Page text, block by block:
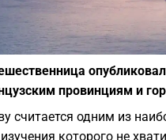
провинциям и
считается одним из
которого не